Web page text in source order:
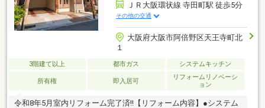
ＪＲ大阪環状線 寺田町駅 徒歩5分
その他の交通
大阪府大阪市阿倍野区天王寺町北
１
3階建て以上 都市ガス システムキッチン
所有権 即入居可
リフォームリノベーシ
ョン
令和8年5月室内リフォーム完了済!!【リフォーム内容】●システム